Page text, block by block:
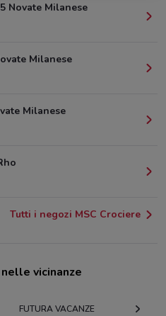
Novate Milanese
Milanese
Milanese
Tutti i negozi MSC Crociere
vicinanze
FUTURA VACANZE